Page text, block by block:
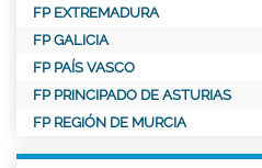
FP EXTREMADURA
FP GALICIA
FP PAÍS VASCO
FP PRINCIPADO DE ASTURIAS
FP REGIÓN DE MURCIA